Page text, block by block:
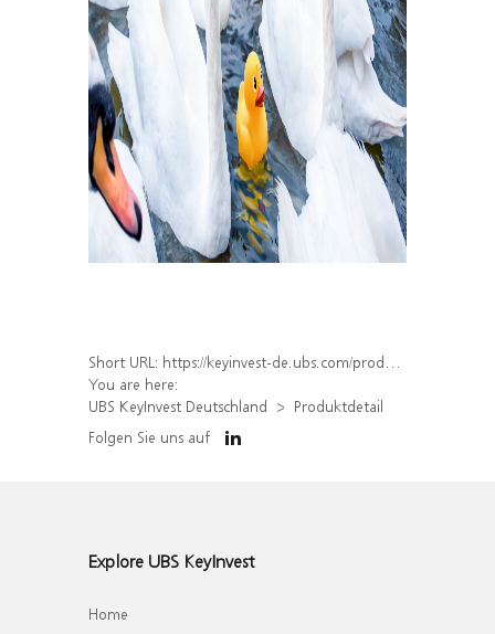
Short URL: https://keyinvest-de.ubs.com/produkt/detail/index/isin/DE000WA6E6K4
You are here:
UBS KeyInvest Deutschland
Produktdetail
Folgen Sie uns auf
Explore UBS KeyInvest
Home